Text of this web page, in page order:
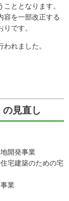
ととなります。
容を一部改正する
です。
れました。
の見直し
開発事業
宅建築のための宅
業